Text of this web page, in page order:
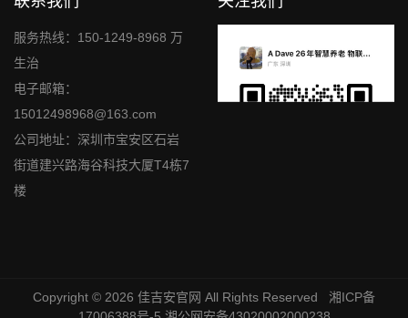
服务热线：150-1249-8968 万
生治
电子邮箱：
15012498968@163.com
公司地址：深圳市宝安区石岩
街道建兴路海谷科技大厦T4栋7
楼
Copyright © 2026 佳吉安官网 All Rights Reserved 湘ICP备